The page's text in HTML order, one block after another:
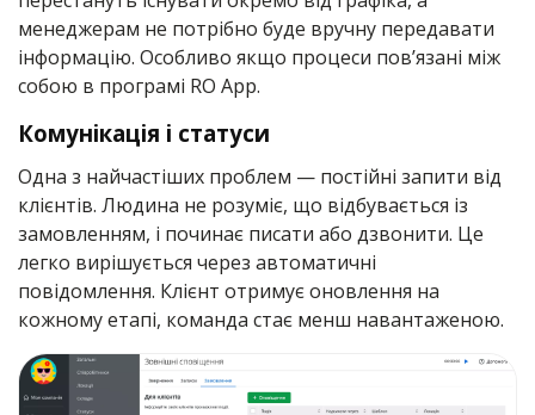
менеджерам не потрібно буде вручну передавати
інформацію. Особливо якщо процеси пов’язані між
собою в програмі RO App.
Комунікація і статуси
Одна з найчастіших проблем — постійні запити від
клієнтів. Людина не розуміє, що відбувається із
замовленням, і починає писати або дзвонити. Це
легко вирішується через автоматичні
повідомлення. Клієнт отримує оновлення на
кожному етапі, команда стає менш навантаженою.